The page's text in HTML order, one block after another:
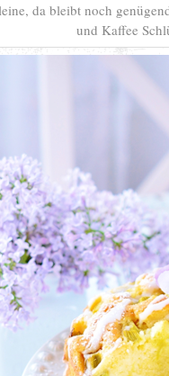
da bleibt noch
und Kaffee